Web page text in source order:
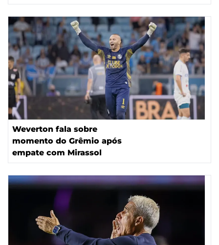
Weverton fala sobre
momento do Grêmio após
empate com Mirassol